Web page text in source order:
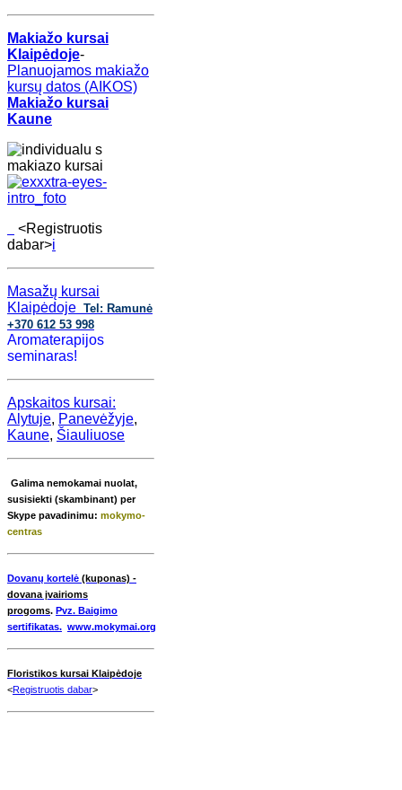
Makiažo kursai
Klaipėdoje-
Planuojamos makiažo
kursų datos (AIKOS)
Makiažo kursai
Kaune
<Registruotis
dabar>i
Masažų kursai
Klaipėdoje Tel: Ramunė
+370 612 53 998
Aromaterapijos
seminaras!
Apskaitos kursai:
Alytuje, Panevėžyje,
Kaune, Šiauliuose
Galima nemokamai nuolat,
susisiekti (skambinant) per
Skype pavadinimu: mokymo-
centras
Dovanų kortelė (kuponas) -
dovana įvairioms
progoms. Pvz. Baigimo
sertifikatas. www.mokymai.org
Floristikos kursai Klaipėdoje
<Registruotis dabar>